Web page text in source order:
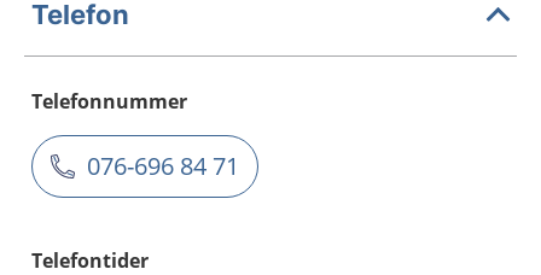
Telefon
Telefonnummer
076-696 84 71
Telefontider